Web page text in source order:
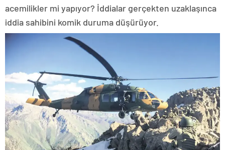
acemilikler mi yapıyor? İddialar gerçekten uzaklaşınca
iddia sahibini komik duruma düşürüyor.